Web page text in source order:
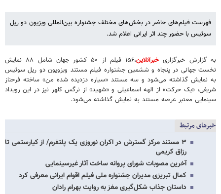
فهرست فیلم‌های حاضر در بخش‌های مختلف جشنواره بین‌المللی ویزیون دو ریل
سوئیس با حضور چند اثر ایرانی اعلام شد.
به گزارش خبرگزاریخبرآنلاین
،۱۵۶ فیلم از ۵۰ کشور جهان شامل ۸۸ نمایش
نخست جهانی در پنجاه و ششمین جشنواره فیلم مستند ویزویون دو ریل سوئیس
به نمایش گذاشته می‌شود و سه مستند «سیاره دزدیده شده من» ساخته فرحناز
شریفی، «یک حرکت» از الهه اسماعیلی و «شهید» از نرگس کلهر نیز در این رویداد
سینمایی معتبر عرصه مستند به نمایش گذاشته می‌شود.
خبرهای مرتبط
۳ مستند مرکز گسترش در اکران نوروزی یک پلتفرم/ از کیارستمی تا
رزاق کریمی
آخرین مصوبات شورای پروانه ساخت آثار غیرسینمایی
کمال تبریزی مدیران جشنواره ملی فیلم اقوام ایرانی معرفی کرد
داستان جذاب شکل‌گیری مغز به روایت بهرام رادان